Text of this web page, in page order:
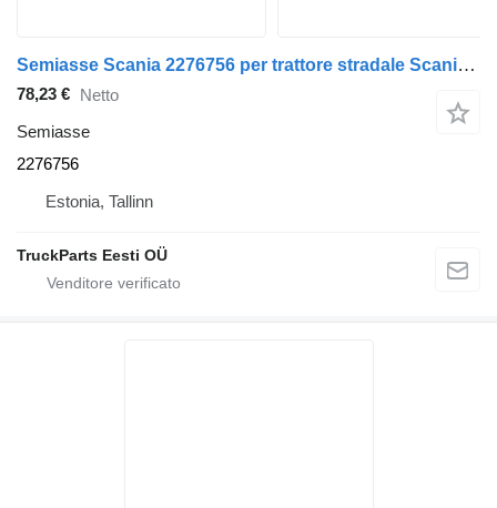
Semiasse Scania 2276756 per trattore stradale Scania L,P,G,R,S-series (2016-)
78,23 € Netto
Semiasse
2276756
Estonia, Tallinn
TruckParts Eesti OÜ